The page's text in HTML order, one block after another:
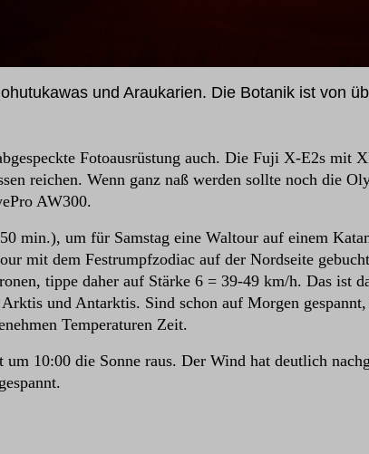
und Araukarien. Die Botanik ist von
Fotoausrüstung auch. Die Fuji X-E2s mit
reichen. Wenn ganz naß werden sollte noch die
AW300.
min.), um für Samstag eine Waltour auf einem
mit dem Festrumpfzodiac auf der Nordseite
tippe daher auf Stärke 6 = 39-49 km/h. Das ist
und Antarktis. Sind schon auf Morgen
Temperaturen Zeit.
10:00 die Sonne raus. Der Wind hat deutlich